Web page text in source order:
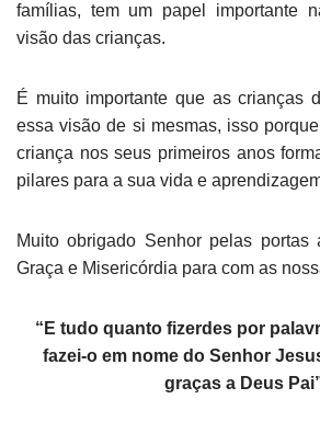
famílias, tem um papel importante
visão das crianças.
É muito importante que as crianças
essa visão de si mesmas, isso
criança nos seus primeiros anos
pilares para a sua vida e
Muito obrigado Senhor pelas portas
Graça e Misericórdia para com as
“E tudo quanto fizerdes por
fazei-o em nome do Senhor
graças a Deus